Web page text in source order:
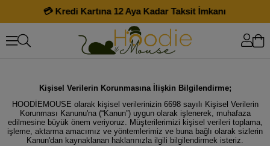
💳 Kredi Kartına 12 Aya Kadar Taksit İmkanı
Kişisel Verilerin Korunmasına İlişkin Bilgilendirme;
HOODİEMOUSE olarak kişisel verilerinizin 6698 sayılı Kişisel Verilerin
Korunması Kanunu'na (“Kanun”) uygun olarak işlenerek, muhafaza
edilmesine büyük önem veriyoruz. Müşterilerimizi kişisel verileri toplama,
işleme, aktarma amacımız ve yöntemlerimiz ve buna bağlı olarak sizlerin
Kanun'dan kaynaklanan haklarınızla ilgili bilgilendirmek isteriz.